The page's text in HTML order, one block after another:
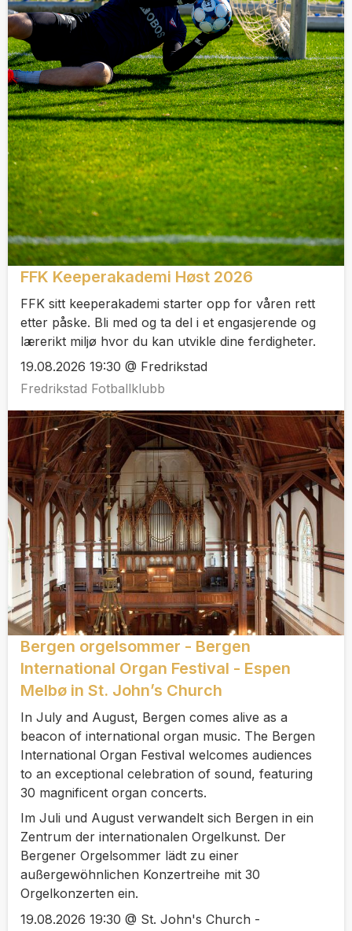
FFK Keeperakademi Høst 2026
FFK sitt keeperakademi starter opp for våren rett
etter påske. Bli med og ta del i et engasjerende og
lærerikt miljø hvor du kan utvikle dine ferdigheter.
19.08.2026 19:30 @ Fredrikstad
Fredrikstad Fotballklubb
Bergen orgelsommer - Bergen
International Organ Festival - Espen
Melbø in St. John’s Church
In July and August, Bergen comes alive as a
beacon of international organ music. The Bergen
International Organ Festival welcomes audiences
to an exceptional celebration of sound, featuring
30 magnificent organ concerts.
Im Juli und August verwandelt sich Bergen in ein
Zentrum der internationalen Orgelkunst. Der
Bergener Orgelsommer lädt zu einer
außergewöhnlichen Konzertreihe mit 30
Orgelkonzerten ein.
19.08.2026 19:30 @ St. John's Church -